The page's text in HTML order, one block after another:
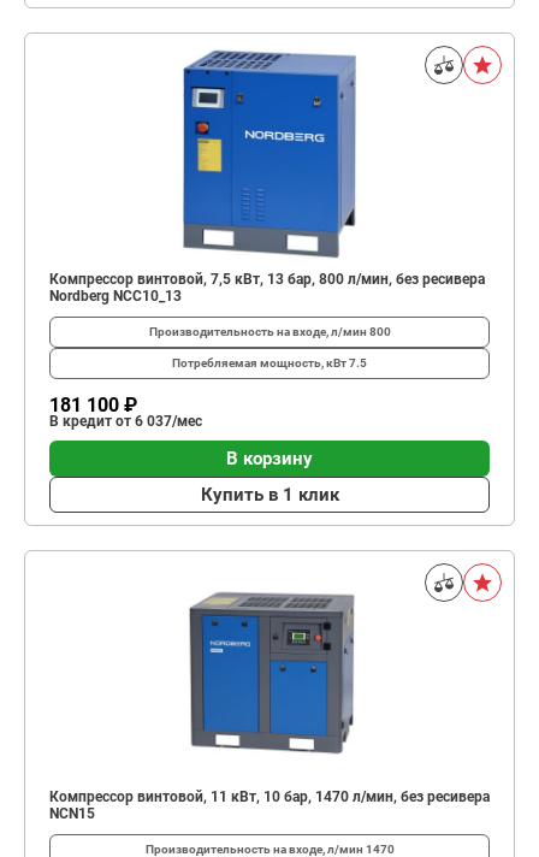
Компрессор винтовой, 7,5 кВт, 13 бар, 800 л/мин, без ресивера
Nordberg NCC10_13
Производительность на входе, л/мин 800
Потребляемая мощность, кВт7.5
181 100 ₽
В кредит от 6 037/мес
В корзину
Купить в 1 клик
Компрессор винтовой, 11 кВт, 10 бар, 1470 л/мин, без ресивера
NCN15
Производительность на входе, л/мин 1470